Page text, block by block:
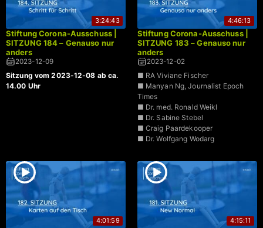
3:24:43
Stiftung Corona-Ausschuss |
SITZUNG 184 – Genauso nur
anders
2023-12-09
Sitzung vom 2023-12-08 ab ca.
14.00 Uhr
4:46:13
Stiftung Corona-Ausschuss |
SITZUNG 183 – Genauso nur
anders
2023-12-02
■ RA Viviane Fischer
■ Manyan Ng, Journalist Epoch
Times
■ Dr. med. Ronald Weikl
■ Dr. Sabine Stebel
■ Craig Paardekooper
■ Dr. Wolfgang Wodarg
4:01:59 4:15:11